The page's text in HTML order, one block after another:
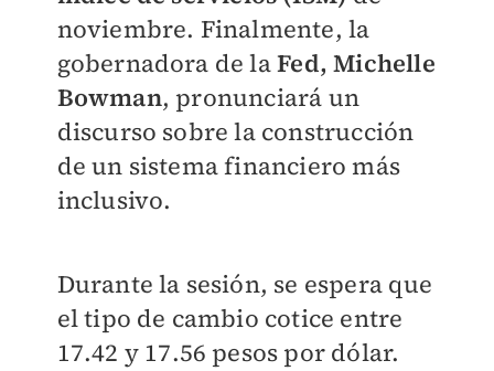
noviembre. Finalmente, la
gobernadora de laFed, Michelle
Bowman, pronunciará un
discurso sobre la construcción
de un sistema financiero más
inclusivo.
Durante la sesión, se espera que
el tipo de cambio cotice entre
17.42 y 17.56 pesos por dólar.